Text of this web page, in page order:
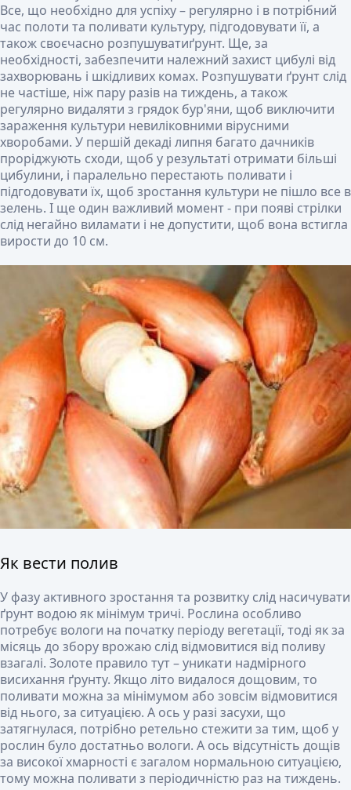
Все, що необхідно для успіху – регулярно і в потрібний
час полоти та поливати культуру, підгодовувати її, а
також своєчасно розпушуватиґрунт. Ще, за
необхідності, забезпечити належний захист цибулі від
захворювань і шкідливих комах. Розпушувати ґрунт слід
не частіше, ніж пару разів на тиждень, а також
регулярно видаляти з грядок бур'яни, щоб виключити
зараження культури невиліковними вірусними
хворобами. У першій декаді липня багато дачників
проріджують сходи, щоб у результаті отримати більші
цибулини, і паралельно перестають поливати і
підгодовувати їх, щоб зростання культури не пішло все в
зелень. І ще один важливий момент - при появі стрілки
слід негайно виламати і не допустити, щоб вона встигла
вирости до 10 см.
Як вести полив
У фазу активного зростання та розвитку слід насичувати
ґрунт водою як мінімум тричі. Рослина особливо
потребує вологи на початку періоду вегетації, тоді як за
місяць до збору врожаю слід відмовитися від поливу
взагалі. Золоте правило тут – уникати надмірного
висихання ґрунту. Якщо літо видалося дощовим, то
поливати можна за мінімумом або зовсім відмовитися
від нього, за ситуацією. А ось у разі засухи, що
затягнулася, потрібно ретельно стежити за тим, щоб у
рослин було достатньо вологи. А ось відсутність дощів
за високої хмарності є загалом нормальною ситуацією,
тому можна поливати з періодичністю раз на тиждень.